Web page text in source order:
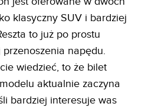
klasyczny SUV i bardziej
to już po prostu
napędu.
wiedzieć, to że bilet
aktualnie zaczyna
bardziej interesuje was